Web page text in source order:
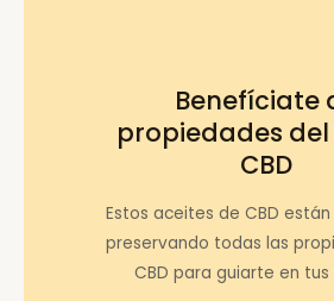
Benefíciate
propiedades
CBD
Estos aceites de CBD
preservando todas las
CBD para guiarte en tus